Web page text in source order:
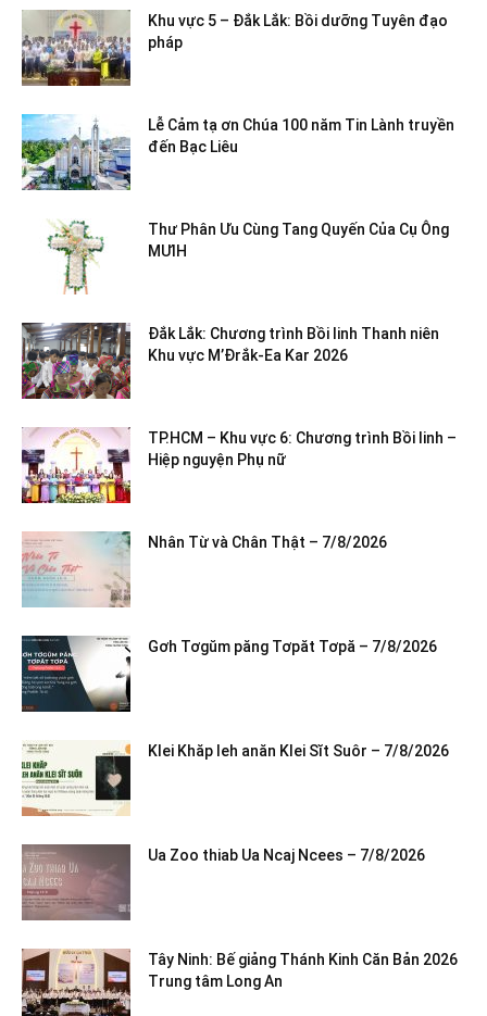
Khu vực 5 – Đắk Lắk: Bồi dưỡng Tuyên đạo
pháp
Lễ Cảm tạ ơn Chúa 100 năm Tin Lành truyền
đến Bạc Liêu
Thư Phân Ưu Cùng Tang Quyến Của Cụ Ông
MƯIH
Đắk Lắk: Chương trình Bồi linh Thanh niên
Khu vực M’Đrắk-Ea Kar 2026
TP.HCM – Khu vực 6: Chương trình Bồi linh –
Hiệp nguyện Phụ nữ
Nhân Từ và Chân Thật – 7/8/2026
Gơh Tơgŭm păng Tơpăt Tơpă – 7/8/2026
Klei Khăp leh anăn Klei Sĭt Suôr – 7/8/2026
Ua Zoo thiab Ua Ncaj Ncees – 7/8/2026
Tây Ninh: Bế giảng Thánh Kinh Căn Bản 2026
Trung tâm Long An